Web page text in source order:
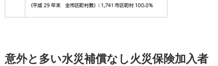
意外と多い水災補償なし火災保険加入者